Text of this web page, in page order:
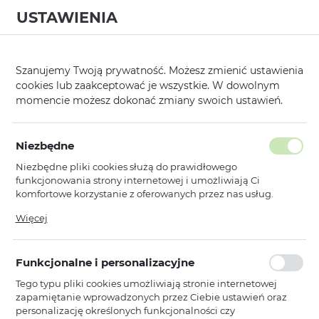
Strona główna / Kategorie Hartowane Szkła i Folie Ochronne
KATEGORIE SORTUJ
Hartowane szkło
Płyn MyScreen CUT&USE Install Gel
Niedostępny
Ean: 5901924957867
USTAWIENIA
Szanujemy Twoją prywatność. Możesz zmienić ustawienia
cookies lub zaakceptować je wszystkie. W dowolnym
momencie możesz dokonać zmiany swoich ustawień.
Niezbędne
Niezbędne pliki cookies służą do prawidłowego
funkcjonowania strony internetowej i umożliwiają Ci
komfortowe korzystanie z oferowanych przez nas usług.
działania w celu m.in. dostosowania Twoich ustawień
preferencji prywatności, logowania czy wypełniania
formularzy. Dzięki plikom cookies strona, z której korzystasz,
może działać bez zakłóceń.
Więcej
Funkcjonalne i personalizacyjne
Tego typu pliki cookies umożliwiają stronie internetowej
zapamiętanie wprowadzonych przez Ciebie ustawień oraz
personalizację określonych funkcjonalności czy